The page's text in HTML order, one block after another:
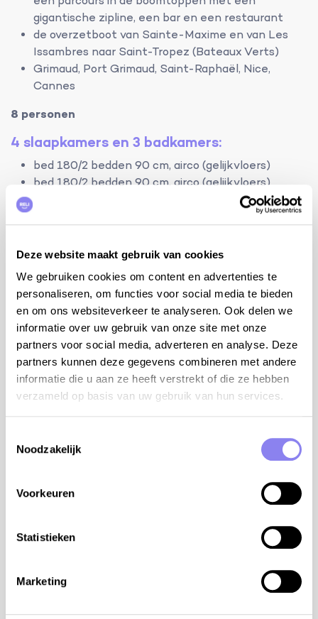
Deze website maakt gebruik van cookies
We gebruiken cookies om content en advertenties te
personaliseren, om functies voor social media te bieden
en om ons websiteverkeer te analyseren. Ook delen we
informatie over uw gebruik van onze site met onze
partners voor social media, adverteren en analyse. Deze
partners kunnen deze gegevens combineren met andere
informatie die u aan ze heeft verstrekt of die ze hebben
verzameld op basis van uw gebruik van hun services.
Noodzakelijk
Voorkeuren
Statistieken
Marketing
gigantische zipline, een bar en een restaurant
de overzetboot van Sainte-Maxime en van Les
Issambres naar Saint-Tropez (Bateaux Verts)
Grimaud, Port Grimaud, Saint-Raphaël, Nice,
Cannes
8 personen
4 slaapkamers en 3 badkamers:
bed 180/2 bedden 90 cm, airco (gelijkvloers)
bed 180/2 bedden 90 cm, airco (gelijkvloers)
bed 180 cm (2 matrassen 90 cm), TV, airco, balkon,
ensuite badkamer met bad, lavabo en WC
bed 160 cm (2 matrassen 80 cm), airco, ensuite
badkamer met bad, douche en lavabo (gelijkvloers)
aparte WC (gelijkvloers)
terrein:
woning: 242m²
terrein: 2.248m²
verwarmd privé zwembad: 7mx5m en 1,4m-2,2m
buitenkeuken met barbecue op houtskool en
4 autostaanplaatsen binnen het terrein
airco in elke slaapkamer en in de living
open haard in de living